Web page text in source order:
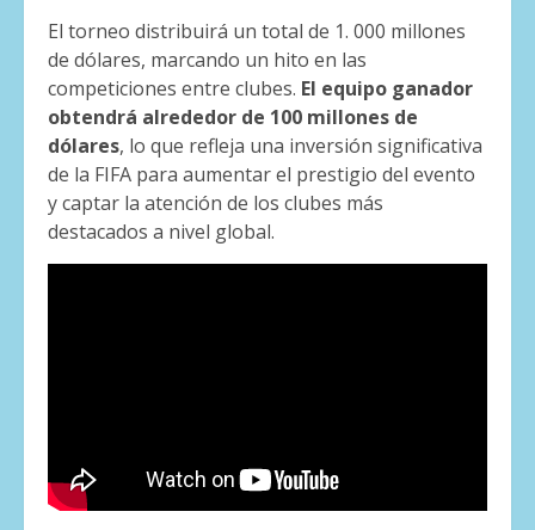
El torneo distribuirá un total de 1. 000 millones
de dólares, marcando un hito en las
competiciones entre clubes. El equipo ganador
obtendrá alrededor de 100 millones de
dólares, lo que refleja una inversión significativa
de la FIFA para aumentar el prestigio del evento
y captar la atención de los clubes más
destacados a nivel global.